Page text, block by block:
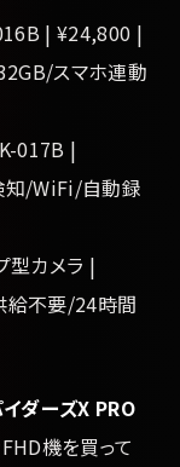
| ¥24,800 |
スマホ連動
017B |
知/WiFi/自動録
型カメラ |
給不要/24時間
ダーズX PRO
機を買って